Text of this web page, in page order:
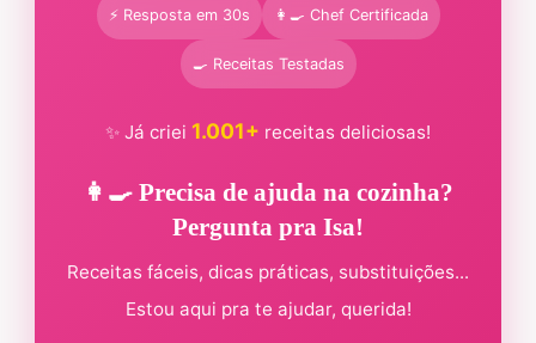
⚡ Resposta em 30s 👩‍🍳 Chef Certificada
🍳 Receitas Testadas
✨ Já criei 1.001+ receitas deliciosas!
👩‍🍳 Precisa de ajuda na cozinha?
Pergunta pra Isa!
Receitas fáceis, dicas práticas, substituições...
Estou aqui pra te ajudar, querida!